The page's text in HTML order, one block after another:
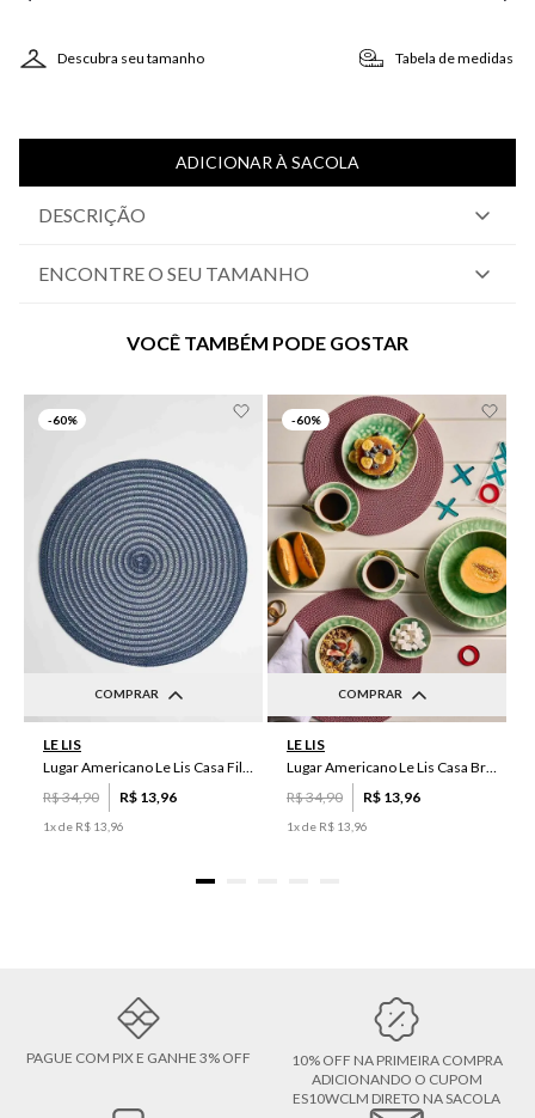
Descubra seu tamanho Tabela de medidas
ADICIONAR À SACOLA
DESCRIÇÃO
ENCONTRE O SEU TAMANHO
VOCÊ TAMBÉM PODE GOSTAR
-60%
COMPRAR
LE LIS
Lugar Americano Le Lis Casa Filipa
R$34,90 R$ 13 96
1x de R$ 13 96
-60%
COMPRAR
LE LIS
Lugar Americano Le Lis Casa Brenda
R$34,90 R$ 13 96
1x de R$ 13 96
PAGUE COM PIX E GANHE 3% OFF
10% OFF NA PRIMEIRA COMPRA
ADICIONANDO O CUPOM
ES10WCLM DIRETO NA SACOLA